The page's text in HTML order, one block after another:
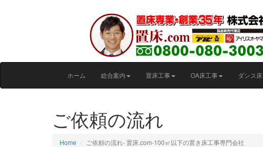
ホーム 総合案内 置床工事 OA床工事 ダンス床
ご依頼の流れ
Home ご依頼の流れ‐ 置床.com-100㎡以下の置き床工事専門会社